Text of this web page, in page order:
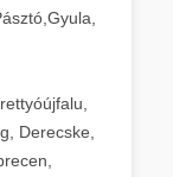
Derecske,